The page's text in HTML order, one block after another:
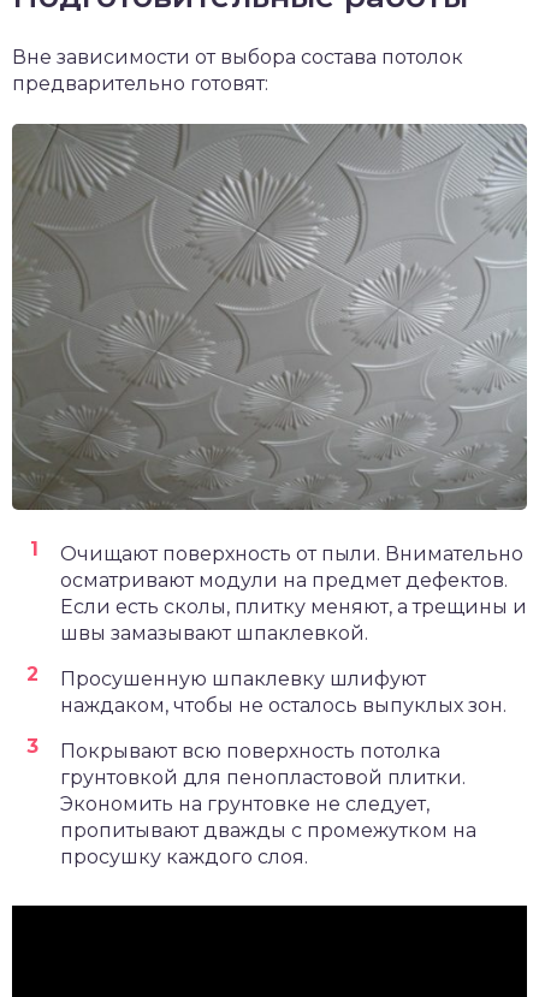
Вне зависимости от выбора состава потолок
предварительно готовят:
Очищают поверхность от пыли. Внимательно
осматривают модули на предмет дефектов.
Если есть сколы, плитку меняют, а трещины и
швы замазывают шпаклевкой.
Просушенную шпаклевку шлифуют
наждаком, чтобы не осталось выпуклых зон.
Покрывают всю поверхность потолка
грунтовкой для пенопластовой плитки.
Экономить на грунтовке не следует,
пропитывают дважды с промежутком на
просушку каждого слоя.